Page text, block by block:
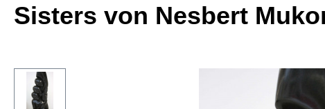
Sisters von Nesbert
Bildergalerie überspringen